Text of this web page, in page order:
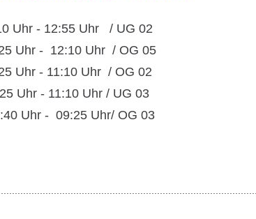
- 12:55 Uhr / UG 02
- 12:10 Uhr / OG 05
- 11:10 Uhr / OG 02
Uhr - 11:10 Uhr / UG 03
Uhr - 09:25 Uhr/ OG 03